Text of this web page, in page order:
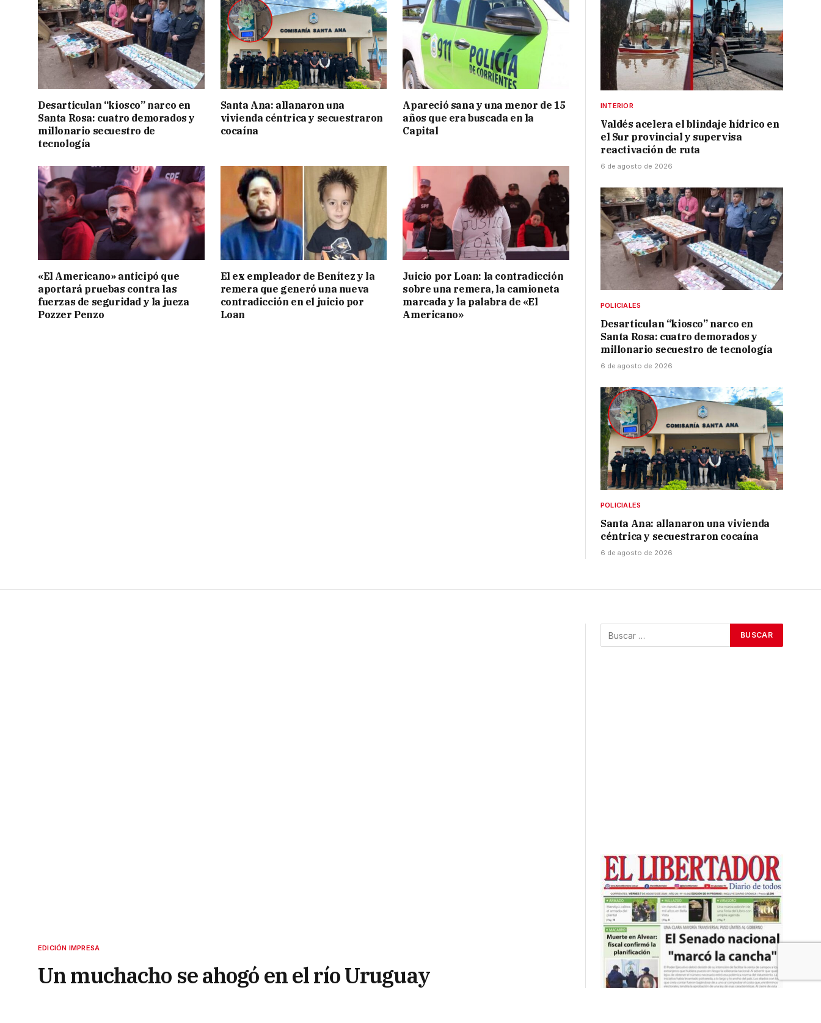
Desarticulan “kiosco” narco en
Santa Rosa: cuatro demorados y
millonario secuestro de
tecnología
Santa Ana: allanaron una
vivienda céntrica y secuestraron
cocaína
Apareció sana y una menor de 15
años que era buscada en la
Capital
«El Americano» anticipó que
aportará pruebas contra las
fuerzas de seguridad y la jueza
Pozzer Penzo
El ex empleador de Benítez y la
remera que generó una nueva
contradicción en el juicio por
Loan
Juicio por Loan: la contradicción
sobre una remera, la camioneta
marcada y la palabra de «El
Americano»
INTERIOR
Valdés acelera el blindaje hídrico en
el Sur provincial y supervisa
reactivación de ruta
6 de agosto de 2026
POLICIALES
Desarticulan “kiosco” narco en
Santa Rosa: cuatro demorados y
millonario secuestro de tecnología
6 de agosto de 2026
POLICIALES
Santa Ana: allanaron una vivienda
céntrica y secuestraron cocaína
6 de agosto de 2026
EDICIÓN IMPRESA
Un muchacho se ahogó en el río Uruguay